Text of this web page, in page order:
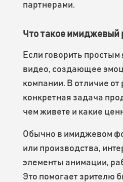
партнерами.
Что такое имиджевый
Если говорить
видео, создающее
компании. В отличие от
конкретная задача
чем живете и какие
Обычно в имиджевом
или производства,
элементы анимации,
Это помогает зрителю